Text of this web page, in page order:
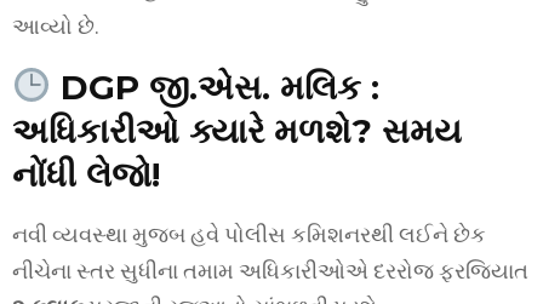
આવ્યો છે.
DGP જી.એસ. મલિક:
અધિકારીઓ ક્યારે મળશે? સમય
નોંધી લેજો!
નવી વ્યવસ્થા મુજબ હવે પોલીસ કમિશનરથી લઈને છેક
નીચેના સ્તર સુધીના તમામ અધિકારીઓએ દરરોજ ફરજિયાત